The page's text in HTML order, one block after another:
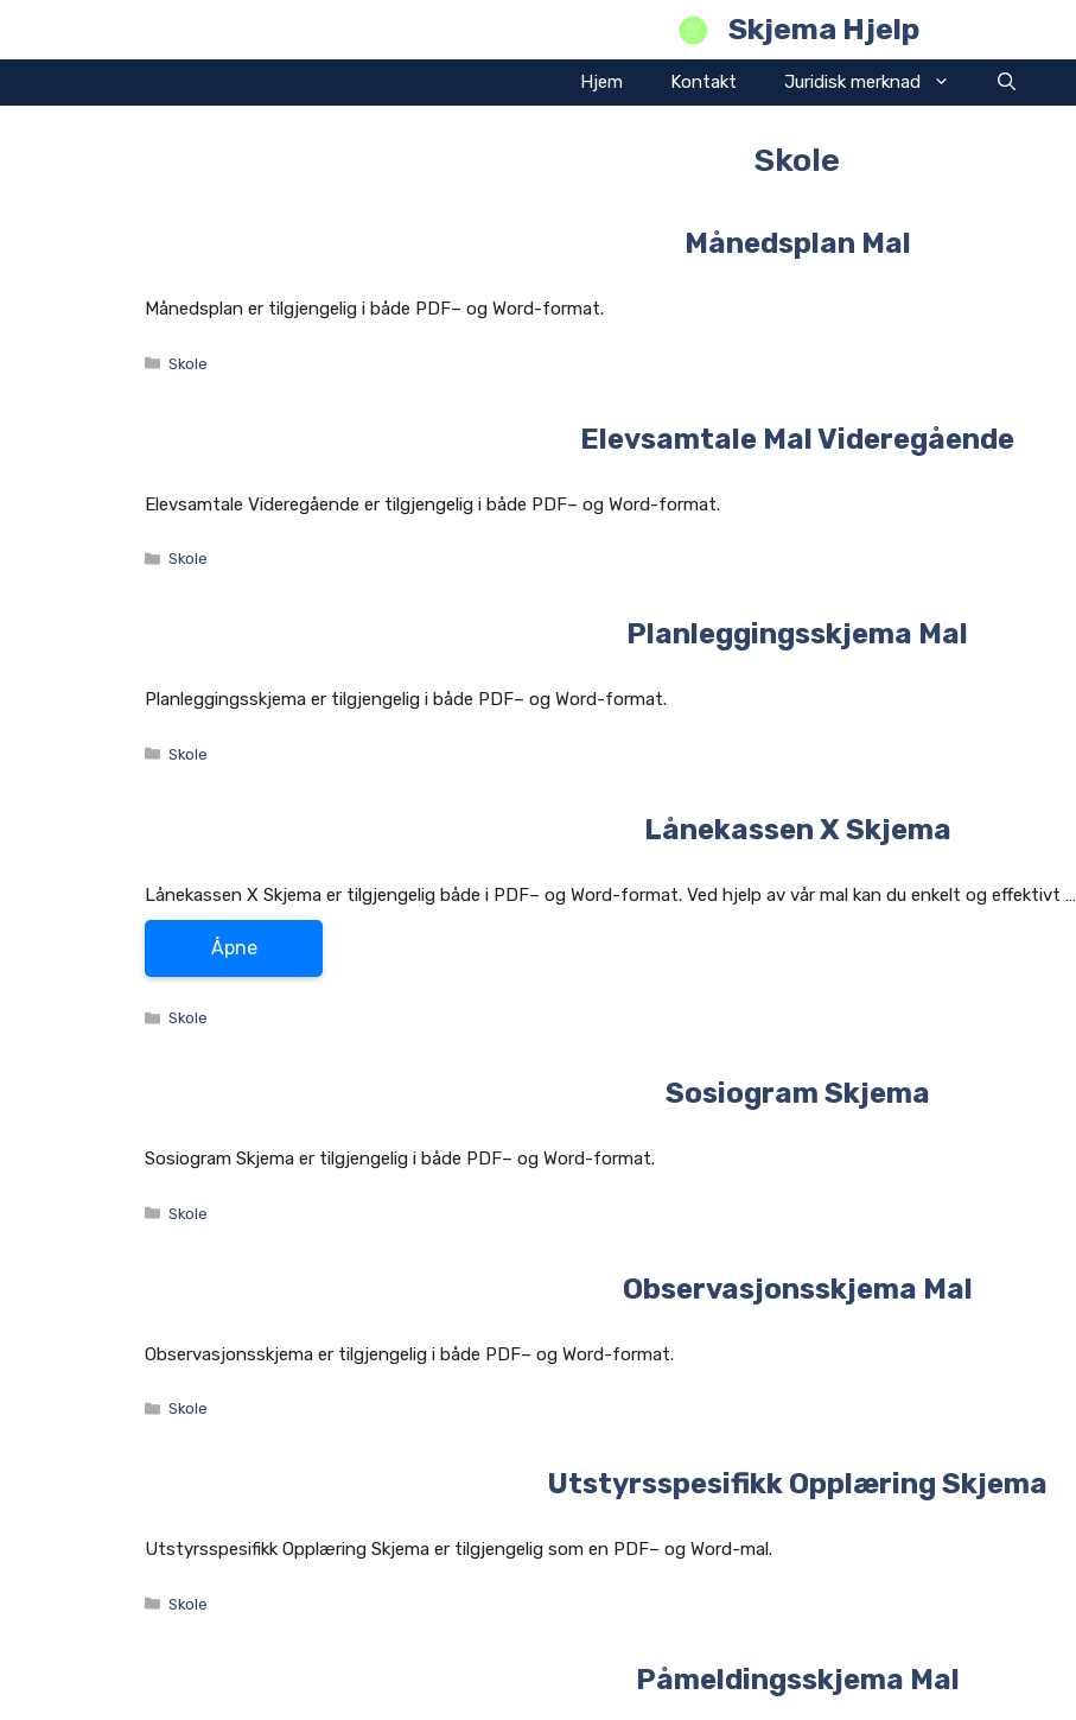
innhold
Skjema Hjelp
Hjem Kontakt Juridisk merknad
Skole
Månedsplan Mal
Månedsplan er tilgjengelig i både PDF– og Word-format.
Kategorier
Skole
Elevsamtale Mal Videregående
Elevsamtale Videregående er tilgjengelig i både PDF– og Word-format.
Kategorier
Skole
Planleggingsskjema Mal
Planleggingsskjema er tilgjengelig i både PDF– og Word-format.
Kategorier
Skole
Lånekassen X Skjema
Lånekassen X Skjema er tilgjengelig både i PDF– og Word-format. Ved hjelp av vår mal kan du enkelt og effektivt …
Åpne
Kategorier
Skole
Sosiogram Skjema
Sosiogram Skjema er tilgjengelig i både PDF– og Word-format.
Kategorier
Skole
Observasjonsskjema Mal
Observasjonsskjema er tilgjengelig i både PDF– og Word-format.
Kategorier
Skole
Utstyrsspesifikk Opplæring Skjema
Utstyrsspesifikk Opplæring Skjema er tilgjengelig som en PDF– og Word-mal.
Kategorier
Skole
Påmeldingsskjema Mal